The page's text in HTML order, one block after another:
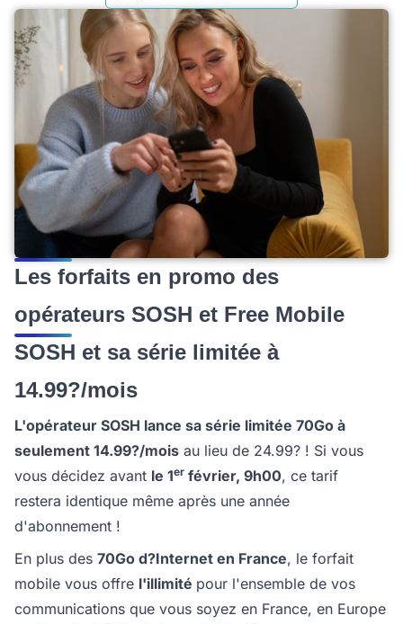
Les forfaits en promo des
opérateurs SOSH et Free Mobile
SOSH et sa série limitée à
14.99?/mois
L'opérateur SOSH lance sa série limitée 70Go à
seulement 14.99?/mois au lieu de 24.99? ! Si vous
vous décidez avant le 1er février, 9h00, ce tarif
restera identique même après une année
d'abonnement !
En plus des 70Go d?Internet en France, le forfait
mobile vous offre l'illimité pour l'ensemble de vos
communications que vous soyez en France, en Europe